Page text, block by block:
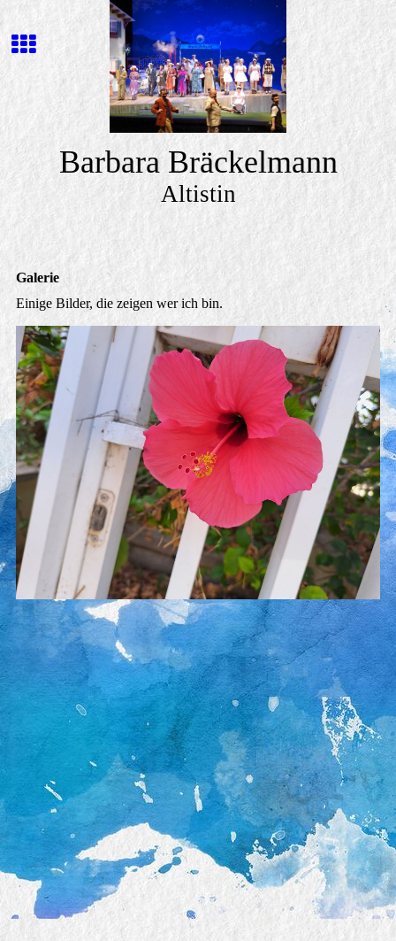
Barbara Bräckelmann
Altistin
Galerie
Einige Bilder, die zeigen wer ich bin.